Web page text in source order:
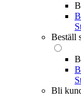
Beställ
Bli